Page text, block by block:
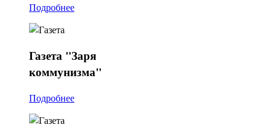
Подробнее
Газета "Заря
коммунизма"
Подробнее